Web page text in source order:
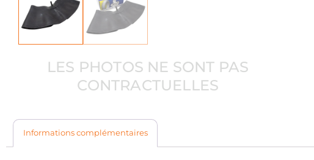
LES PHOTOS NE SONT PAS
CONTRACTUELLES
Informations complémentaires